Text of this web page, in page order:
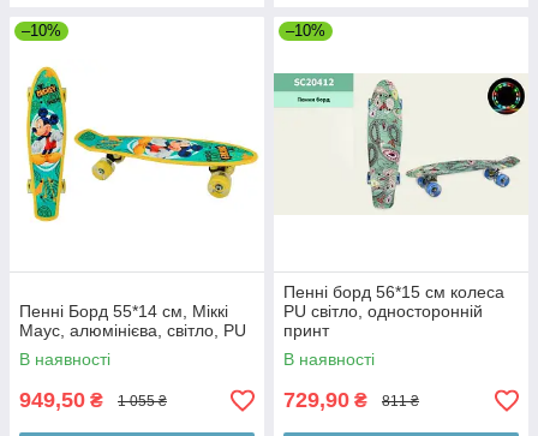
–10%
Пенні Борд 55*14 см, Міккі
Маус, алюмінієва, світло, PU
В наявності
949,50 ₴ 1 055 ₴
–10%
Пенні борд 56*15 см колеса
PU світло, односторонній
принт
В наявності
729,90 ₴ 811 ₴